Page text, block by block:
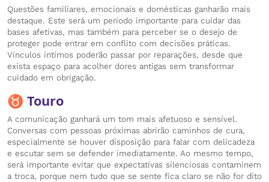
Questões familiares, emocionais e domésticas ganharão mais
destaque. Este será um período importante para cuidar das
bases afetivas, mas também para perceber se o desejo de
proteger pode entrar em conflito com decisões práticas.
Vínculos íntimos poderão passar por reparações, desde que
exista espaço para acolher dores antigas sem transformar
cuidado em obrigação.
♉ Touro
A comunicação ganhará um tom mais afetuoso e sensível.
Conversas com pessoas próximas abrirão caminhos de cura,
especialmente se houver disposição para falar com delicadeza
e escutar sem se defender imediatamente. Ao mesmo tempo,
será importante evitar que expectativas silenciosas contaminem
a troca, porque nem tudo que se sente fica claro se não for dito